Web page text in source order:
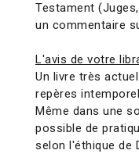
Testament
un commentaire
L'avis de votre
Un livre très
repères
Même dans une
possible de
selon l'éthique de